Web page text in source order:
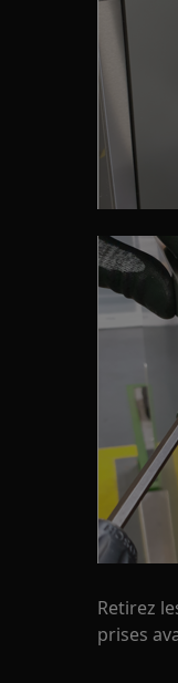
Retirez
prises